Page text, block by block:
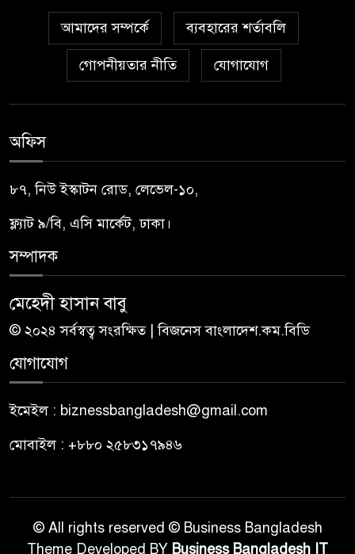
আমাদের সম্পর্কে ব্যবহারের শর্তাবলি
গোপনীয়তার নীতি যোগাযোগ
অফিস
৮৭, নিউ ইস্কাটন রোড, লেভেল-১০,
ফ্ল্যাট ৯/বি, এসি মার্কেট, ঢাকা।
সম্পাদক
মেহেদী হাসান বাবু
© ২০২৪ সর্বস্বত্ব সংরক্ষিত | বিজনেস বাংলাদেশ.কম.বিডি
যোগাযোগ
ইমেইল : biznessbangladesh@gmail.com
মোবাইল : +৮৮০ ২৫৮৩১৭৯৪৬
© All rights reserved © Business Bangladesh
Theme Developed BY Business Bangladesh IT